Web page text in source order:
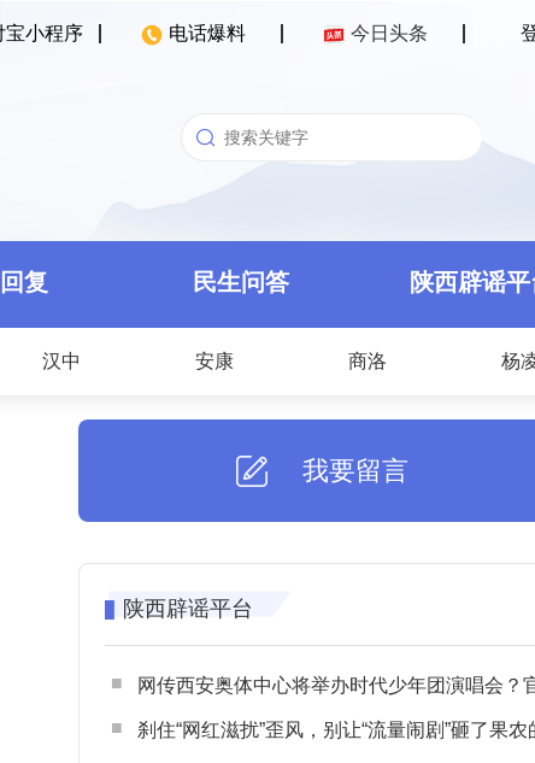
宝小程序 电话爆料 今日头条
复 民生问答 陕西辟谣
汉中 安康 商洛 杨
我要留言
陕西辟谣平台
网传西安奥体中心将举办时代少年团演唱会？官方回应：纯
刹住“网红滋扰”歪风，别让“流量闹剧”砸了果农